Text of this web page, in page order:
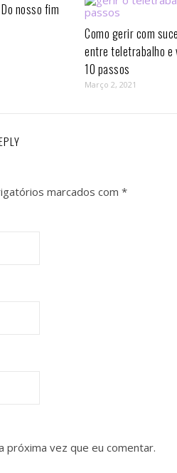
nosso fim
Como gerir com
entre teletrabalho e
10 passos⁣
Março 2, 2021
marcados com *
próxima vez que eu comentar.